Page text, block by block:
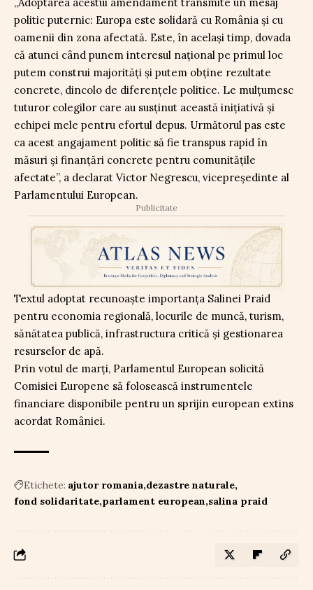
politic puternic: Europa este solidară cu România și cu
oamenii din zona afectată. Este, în același timp, dovada
că atunci când punem interesul național pe primul loc
putem construi majorități și putem obține rezultate
concrete, dincolo de diferențele politice. Le mulțumesc
tuturor colegilor care au susținut această inițiativă și
echipei mele pentru efortul depus. Următorul pas este
ca acest angajament politic să fie transpus rapid în
măsuri și finanțări concrete pentru comunitățile
afectate”, a declarat Victor Negrescu, vicepreședinte al
Parlamentului European.
Publicitate
Textul adoptat recunoaște importanța Salinei Praid
pentru economia regională, locurile de muncă, turism,
sănătatea publică, infrastructura critică și gestionarea
resurselor de apă.
Prin votul de marți, Parlamentul European solicită
Comisiei Europene să folosească instrumentele
financiare disponibile pentru un sprijin european extins
acordat României.
Etichete: ajutor romania dezastre naturale
fond solidaritate parlament european salina praid